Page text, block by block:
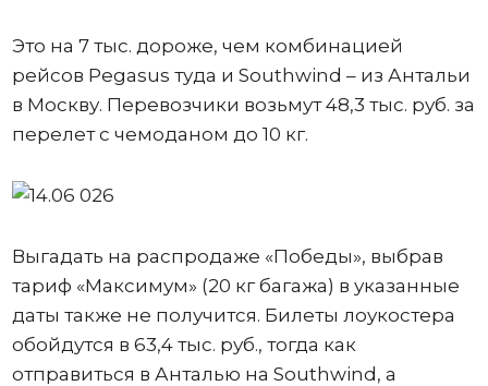
Это на 7 тыс. дороже, чем комбинацией
рейсов Pegasus туда и Southwind – из Антальи
в Москву. Перевозчики возьмут 48,3 тыс. руб. за
перелет с чемоданом до 10 кг.
Выгадать на распродаже «Победы», выбрав
тариф «Максимум» (20 кг багажа) в указанные
даты также не получится. Билеты лоукостера
обойдутся в 63,4 тыс. руб., тогда как
отправиться в Анталью на Southwind, а